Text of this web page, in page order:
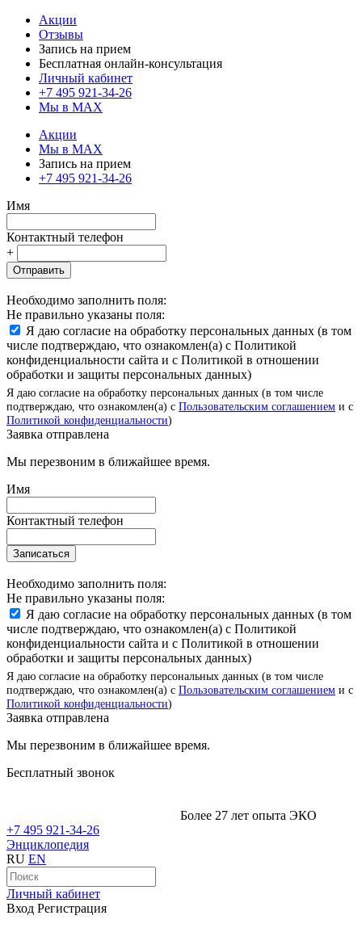
Акции
Отзывы
Запись на прием
Бесплатная онлайн-консультация
Личный кабинет
+7 495 921-34-26
Мы в MAX
Акции
Мы в MAX
Запись на прием
+7 495 921-34-26
Имя
Контактный телефон
+
Отправить
Необходимо заполнить поля:
Не правильно указаны поля:
Я даю согласие на обработку персональных данных (в том
числе подтверждаю, что ознакомлен(а) с Политикой
конфиденциальности сайта и с Политикой в отношении
обработки и защиты персональных данных)
Я даю согласие на обработку персональных данных (в том числе
подтверждаю, что ознакомлен(а) с Пользовательским соглашением и с
Политикой конфиденциальности)
Заявка отправлена
Мы перезвоним в ближайшее время.
Имя
Контактный телефон
Записаться
Необходимо заполнить поля:
Не правильно указаны поля:
Я даю согласие на обработку персональных данных (в том
числе подтверждаю, что ознакомлен(а) с Политикой
конфиденциальности сайта и с Политикой в отношении
обработки и защиты персональных данных)
Я даю согласие на обработку персональных данных (в том числе
подтверждаю, что ознакомлен(а) с Пользовательским соглашением и с
Политикой конфиденциальности)
Заявка отправлена
Мы перезвоним в ближайшее время.
Бесплатный звонок
Более 27 лет опыта ЭКО
+7 495 921-34-26
Энциклопедия
RU EN
Личный кабинет
Вход Регистрация